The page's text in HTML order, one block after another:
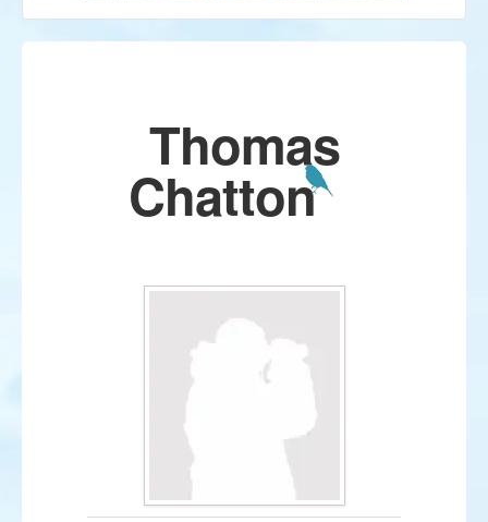
Thomas
Chatton